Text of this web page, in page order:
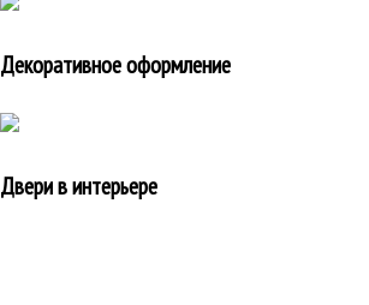
Декоративное оформление
Двери в интерьере